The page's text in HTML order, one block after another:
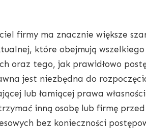
firmy ma znacznie większe
które obejmują
oraz tego, jak prawidłowo
jest niezbędna do
lub łamiącej prawa własności
inną osobę lub firmę przed
bez konieczności